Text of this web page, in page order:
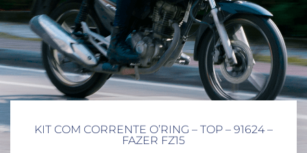
KIT COM CORRENTE O’RING – TOP – 91624 –
FAZER FZ15